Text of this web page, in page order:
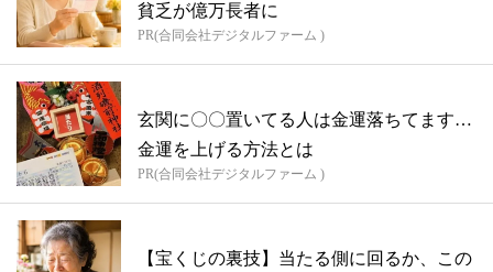
貧乏が億万長者に
PR(合同会社デジタルファーム )
玄関に〇〇置いてる人は金運落ちてます…
金運を上げる方法とは
PR(合同会社デジタルファーム )
【宝くじの裏技】当たる側に回るか、この